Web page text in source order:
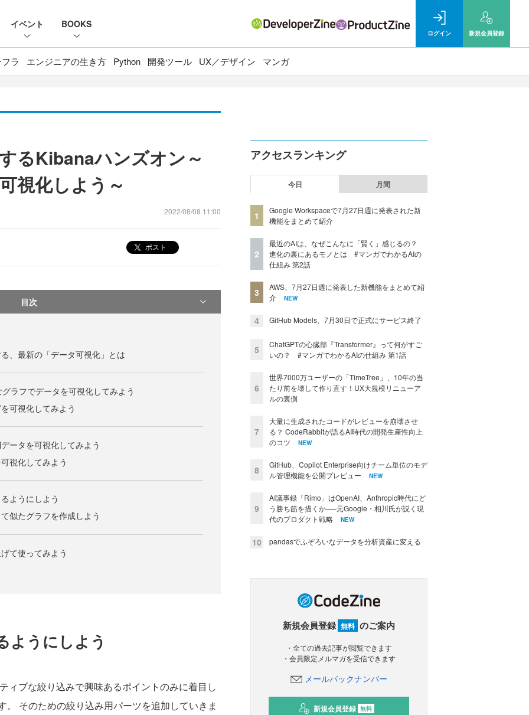
イベント BOOKS
ログイン 新規会員登録
ラ エンジニアの生き方 Python 開発ツール UX／デザイン マンガ
るKibanaハンズオン～
視化しよう～
2022/08/08 11:00
ポスト
目次
、最新の「データ可視化」とは
ラフでデータを可視化してみよう
可視化してみよう
ータを可視化してみよう
視化してみよう
ようにしよう
似たグラフを作成しよう
て使ってみよう
ようにしよう
ブな絞り込みで興味あるポイントのみに着目し
そのための絞り込み用パーツを追加していきま
アクセスランキング
今日 月間
1
Google Workspaceで7月27日週に発表された新
機能をまとめて紹介
2
最近のAIは、なぜこんなに「賢く」感じるの？
進化の裏にあるモノとは #マンガでわかるAIの
仕組み 第2話
3
AWS、7月27日週に発表した新機能をまとめて紹
介
NEW
4 GitHub Models、7月30日で正式にサービス終了
5
ChatGPTの心臓部『Transformer』って何がすご
いの？ #マンガでわかるAIの仕組み 第1話
6
世界7000万ユーザーの「TimeTree」、10年の当
たり前を壊して作り直す！UX大規模リニューア
ルの裏側
7
大量に生成されたコードがレビューを崩壊させ
る？ CodeRabbitが語るAI時代の開発生産性向上
のコツ
NEW
8
GitHub、Copilot Enterprise向けチーム単位のモデ
ル管理機能を公開プレビュー
NEW
9
AI議事録「Rimo」はOpenAI、Anthropic時代にど
う勝ち筋を描くか──元Google・相川氏が説く現
代のプロダクト戦略
NEW
10 pandasでふぞろいなデータを分析資産に変える
新規会員登録 無料 のご案内
・全ての過去記事が閲覧できます
・会員限定メルマガを受信できます
メールバックナンバー
新規会員登録 無料